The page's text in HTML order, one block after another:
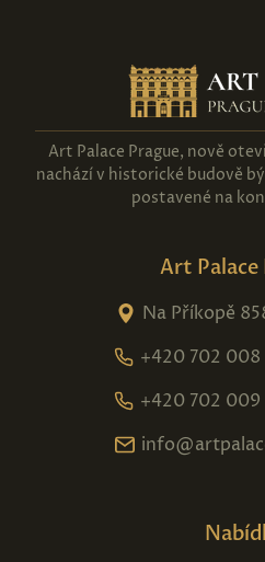
Art Palace Prague, nově
nachází v historické budově
postavené na
Art Palace
Na Příkopě
+420 702 008
+420 702 009